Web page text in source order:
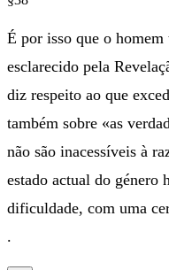
É por isso que o homem
esclarecido pela
diz respeito ao que
também sobre «as
não são inacessíveis à
estado actual do género
dificuldade, com uma
.